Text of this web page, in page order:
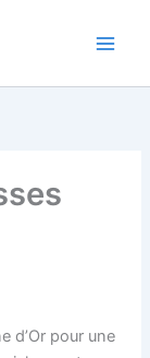
d’Or pour une